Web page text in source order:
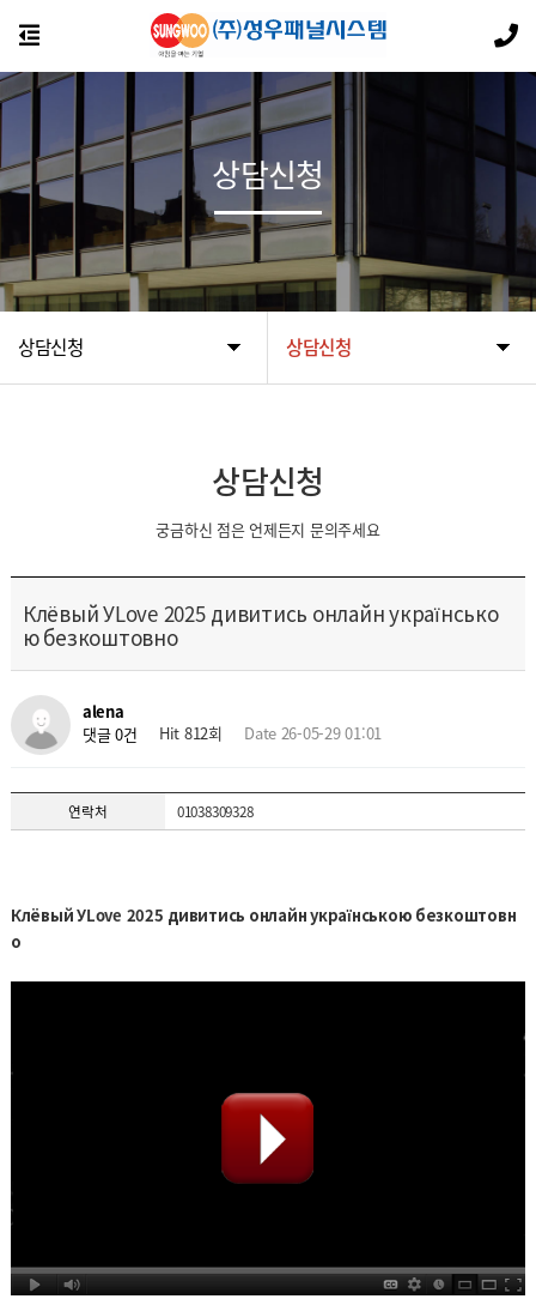
상담신청 상담신청
상담신청
상담신청
궁금하신 점은 언제든지 문의주세요
Клёвый УLove 2025 дивитись онлайн українсько
ю безкоштовно
alena
댓글 0건
Hit 812회 Date 26-05-29 01:01
연락처 01038309328
Клёвый УLove 2025 дивитись онлайн українською безкоштовн
о